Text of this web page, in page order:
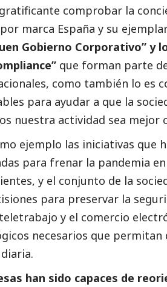
comprobar la
marca España y su
Gobierno Corporativo” y
que forman parte
como también lo es
para ayudar a que la
nuestra actividad sea mejor
ejemplo las iniciativas que
para frenar la pandemia
y el conjunto de la
para preservar la
y el comercio
necesarios que
han sido capaces de